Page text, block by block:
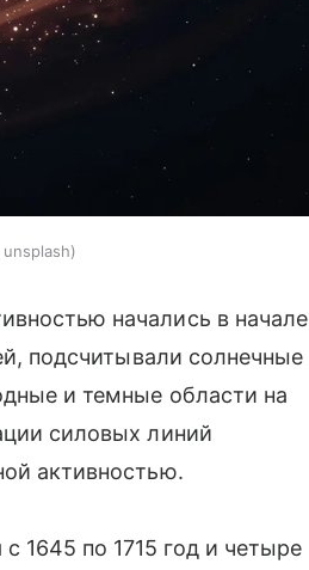
unsplash
начались в начале
подсчитывали солнечные
и темные области на
силовых линий
активностью.
1645 по 1715 год и четыре